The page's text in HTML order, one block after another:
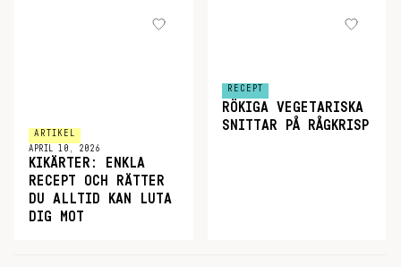
ARTIKEL
APRIL 10, 2026
KIKÄRTER: ENKLA
RECEPT OCH RÄTTER
DU ALLTID KAN LUTA
DIG MOT
RECEPT
RÖKIGA VEGETARISKA
SNITTAR PÅ RÅGKRISP